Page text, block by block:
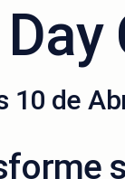
10 de